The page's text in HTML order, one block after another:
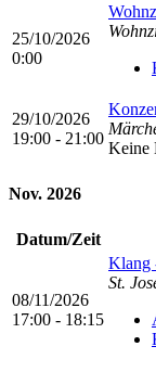
25/10/2026
0:00
29/10/2026
19:00 - 21:00
Keine
Nov. 2026
Datum/Zeit
08/11/2026
17:00 - 18:15
Klang
St.